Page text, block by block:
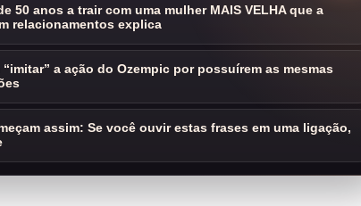
50 anos a trair com uma mulher MAIS VELHA que a
relacionamentos explica
a ação do Ozempic por possuírem as mesmas
assim: Se você ouvir estas frases em uma ligação,